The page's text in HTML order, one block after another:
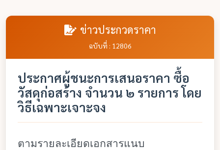
ข่าวประกวดราคา
ฉบับที่ : 12806
ประกาศผู้ชนะการเสนอราคา ซื้อ
วัสดุก่อสร้าง จำนวน ๒ รายการ โดย
วิธีเฉพาะเจาะจง
ตามรายละเอียดเอกสารแนบ